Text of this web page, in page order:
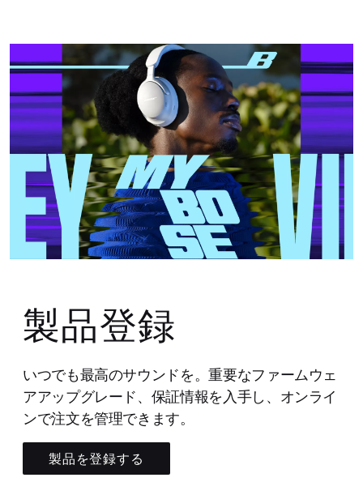
製品登録
いつでも最高のサウンドを。重要なファームウェ
アアップグレード、保証情報を入手し、オンライ
ンで注文を管理できます。
製品を登録する